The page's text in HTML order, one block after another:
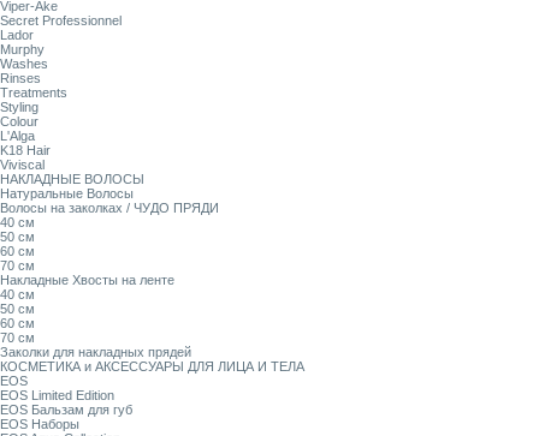
Viper-Ake
Secret Professionnel
Lador
Murphy
Washes
Rinses
Treatments
Styling
Colour
L'Alga
K18 Hair
Viviscal
НАКЛАДНЫЕ ВОЛОСЫ
Натуральные Волосы
Волосы на заколках / ЧУДО ПРЯДИ
40 см
50 см
60 см
70 см
Накладные Хвосты на ленте
40 см
50 см
60 см
70 см
Заколки для накладных прядей
КОСМЕТИКА и АКСЕССУАРЫ ДЛЯ ЛИЦА И ТЕЛА
EOS
EOS Limited Edition
EOS Бальзам для губ
EOS Наборы